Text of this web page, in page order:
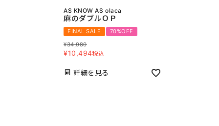
AS KNOW AS olaca
麻のダブルＯＰ
FINAL SALE
70%OFF
¥34,980
¥10,494税込
詳細を見る